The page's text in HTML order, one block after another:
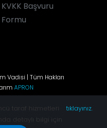
KVKK Başvuru
Formu
Vadisi | Tüm Hakları
APRON
taraf hizmetleri
detaylı bilgi için
tıklayınız.